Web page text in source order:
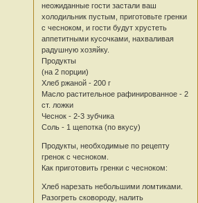
неожиданные гости застали ваш
холодильник пустым, приготовьте гренки
с чесноком, и гости будут хрустеть
аппетитными кусочками, нахваливая
радушную хозяйку.
Продукты
(на 2 порции)
Хлеб ржаной - 200 г
Масло растительное рафинированное - 2
ст. ложки
Чеснок - 2-3 зубчика
Соль - 1 щепотка (по вкусу)
Продукты, необходимые по рецепту
гренок с чесноком.
Как приготовить гренки с чесноком:
Хлеб нарезать небольшими ломтиками.
Разогреть сковороду, налить